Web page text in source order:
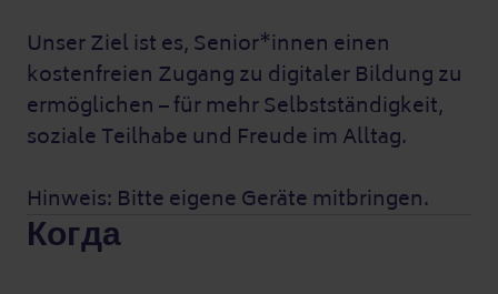
Unser Ziel ist es, Senior*innen einen
kostenfreien Zugang zu digitaler Bildung zu
ermöglichen – für mehr Selbstständigkeit,
soziale Teilhabe und Freude im Alltag.
Hinweis: Bitte eigene Geräte mitbringen.
Когда